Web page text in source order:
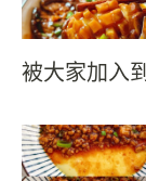
被大家加入